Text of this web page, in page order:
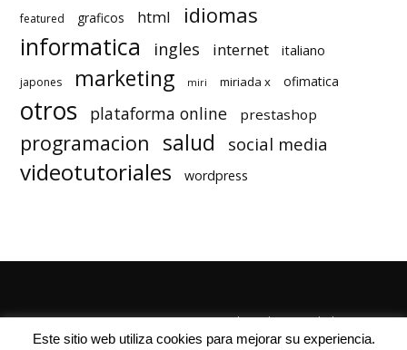
featured graficos html idiomas
informatica ingles internet italiano
japones marketing miri miriada x ofimatica
otros plataforma online prestashop
programacion salud social media
videotutoriales wordpress
Quienes Somos Autores
Politica de Privacidad
Este sitio web utiliza cookies para mejorar su experiencia.